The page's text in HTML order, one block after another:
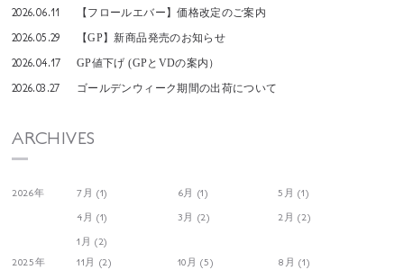
2026.06.11 【フロールエバー】価格改定のご案内
2026.05.29 【GP】新商品発売のお知らせ
2026.04.17 GP値下げ (GPとVDの案内）
2026.03.27 ゴールデンウィーク期間の出荷について
ARCHIVES
2026年 7月 (1) 6月 (1)
5月 (1)
4月 (1)
3月 (2)
2月 (2)
1月 (2)
2025年
11月 (2) 10月 (5)
8月 (1)